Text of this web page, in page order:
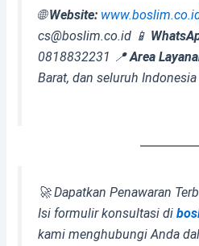
🌐Website:
cs@boslim.co.id 📱
0818832231 📍Area
Barat, dan seluruh Indonesia
🚀 Dapatkan Penawaran
Isi formulir konsultasi di
kami menghubungi Anda